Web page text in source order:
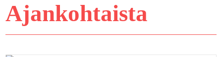
Ajankohtaista